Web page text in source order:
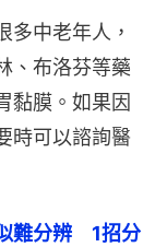
多中老年人，
、布洛芬等藥
黏膜。如果因
時可以諮詢醫
難分辨　1招分